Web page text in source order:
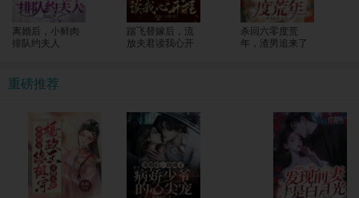
离婚后，小鲜肉
排队约夫人
踹飞替嫁后，流
放夫君读我心开
杀回六零度荒
年，渣男追来了
重磅推荐